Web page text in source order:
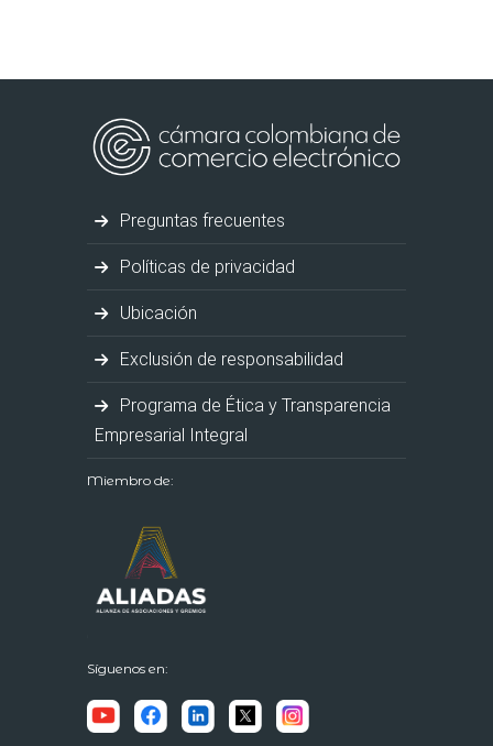
Preguntas frecuentes
Políticas de privacidad
Ubicación
Exclusión de responsabilidad
Programa de Ética y Transparencia
Empresarial Integral
Miembro de:
Síguenos en: